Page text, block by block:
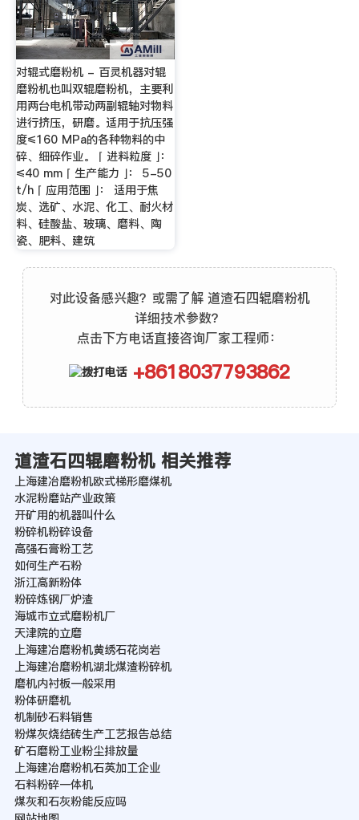
对辊式磨粉机 - 百灵机器对辊
磨粉机也叫双辊磨粉机，主要利
用两台电机带动两副辊轴对物料
进行挤压，研磨。适用于抗压强
度≤160 MPa的各种物料的中
碎、细碎作业。 ⌈ 进料粒度 ⌋：
≤40 mm ⌈ 生产能力 ⌋： 5-50
t/h ⌈ 应用范围 ⌋： 适用于焦
炭、选矿、水泥、化工、耐火材
料、硅酸盐、玻璃、磨料、陶
瓷、肥料、建筑
对此设备感兴趣？或需了解 道渣石四辊磨粉机
详细技术参数？
点击下方电话直接咨询厂家工程师：
+8618037793862
道渣石四辊磨粉机 相关推荐
上海建冶磨粉机欧式梯形磨煤机
水泥粉磨站产业政策
开矿用的机器叫什么
粉碎机粉碎设备
高强石膏粉工艺
如何生产石粉
浙江高新粉体
粉碎炼钢厂炉渣
海城市立式磨粉机厂
天津院的立磨
上海建冶磨粉机黄绣石花岗岩
上海建冶磨粉机湖北煤渣粉碎机
磨机内衬板一般采用
粉体研磨机
机制砂石料销售
粉煤灰烧结砖生产工艺报告总结
矿石磨粉工业粉尘排放量
上海建冶磨粉机石英加工企业
石料粉碎一体机
煤灰和石灰粉能反应吗